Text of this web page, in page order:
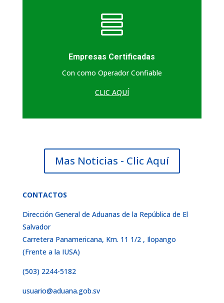

Empresas Certificadas
Con como Operador Confiable
CLIC AQUÍ
Mas Noticias - Clic Aquí
CONTACTOS
Dirección General de Aduanas de la República de El
Salvador
Carretera Panamericana, Km. 11 1/2 , Ilopango
(Frente a la IUSA)
(503) 2244-5182
usuario@aduana.gob.sv